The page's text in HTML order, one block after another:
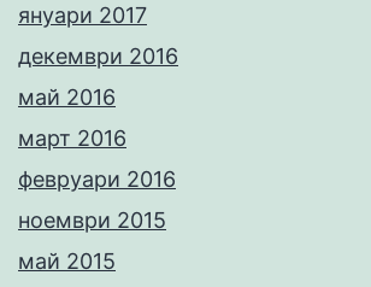
януари 2017
декември 2016
май 2016
март 2016
февруари 2016
ноември 2015
май 2015